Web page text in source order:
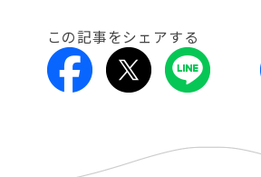
この記事をシェアする